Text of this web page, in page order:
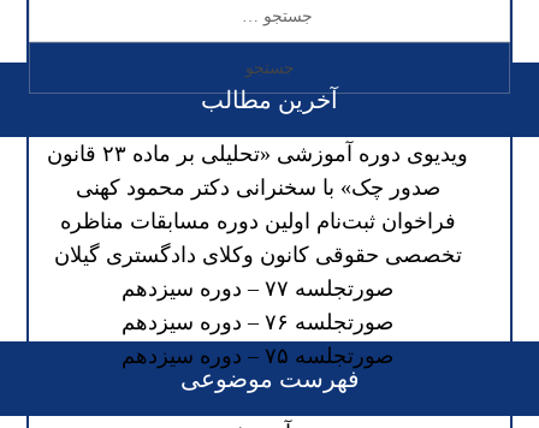
آخرین مطالب
ویدیوی دوره آموزشی «تحلیلی بر ماده ۲۳ قانون
صدور چک» با سخنرانی دکتر محمود کهنی
فراخوان ثبت‌نام اولین دوره مسابقات مناظره
تخصصی حقوقی کانون وکلای دادگستری گیلان
صورتجلسه ۷۷ – دوره سیزدهم
صورتجلسه ۷۶ – دوره سیزدهم
صورتجلسه ۷۵ – دوره سیزدهم
فهرست موضوعی